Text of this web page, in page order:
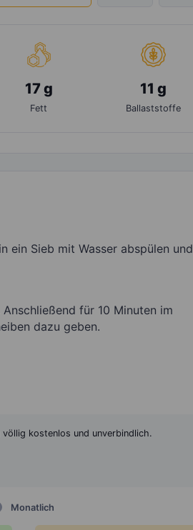
17 g
Fett
11 g
Ballaststoffe
ein Sieb mit Wasser abspülen und
für 10 Minuten im
dazu geben.
völlig kostenlos und unverbindlich.
Monatlich